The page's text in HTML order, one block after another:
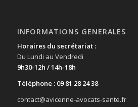
INFORMATIONS GENERALES
Horaires du secrétariat :
Du Lundi au Vendredi
9h30-12h / 14h-18h
Téléphone : 09 81 28 24 38
contact@avicenne-avocats-sante.fr